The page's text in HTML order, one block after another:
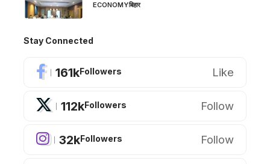
ECONOMYबिहार
Stay Connected
161kFollowers Like
112kFollowers Follow
32kFollowers Follow